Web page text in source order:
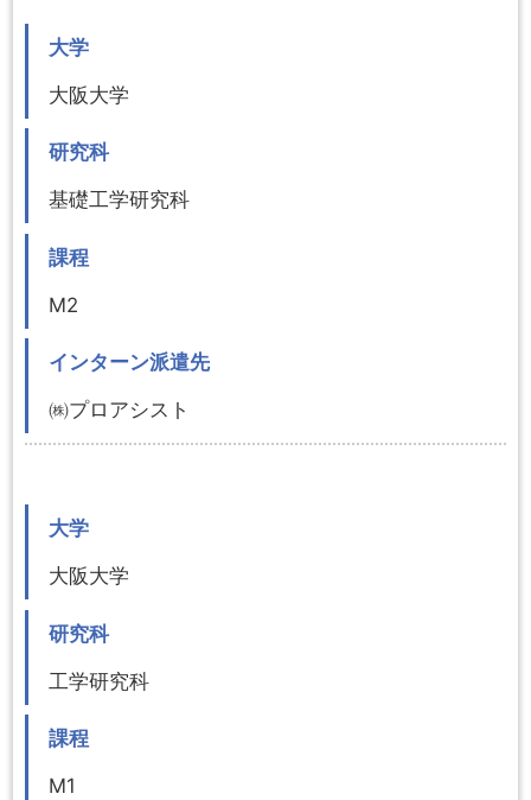
大学
大阪大学
研究科
基礎工学研究科
課程
M2
インターン派遣先
㈱プロアシスト
大学
大阪大学
研究科
工学研究科
課程
M1